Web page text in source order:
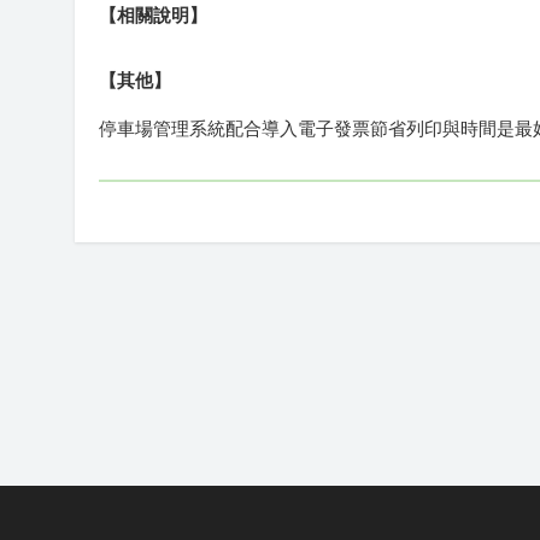
【相關說明】
【其他】
停車場管理系統配合導入電子發票節省列印與時間是最